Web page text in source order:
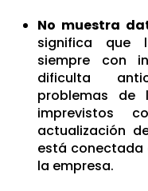
No muestra
significa que
siempre con
dificulta
problemas de
imprevistos
actualización
está conectada
la empresa.